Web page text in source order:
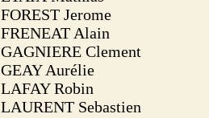
FOREST Jerome
FRENEAT Alain
GAGNIERE Clement
GEAY Aurélie
LAFAY Robin
LAURENT Sebastien